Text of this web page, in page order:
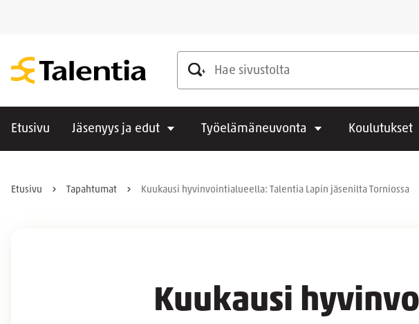
Hae sivustolta
Etusivu Jäsenyys ja edut Työelämäneuvonta Koulutukset
Etusivu Tapahtumat Kuukausi hyvinvointialueella: Talentia Lapin jäsenilta Torniossa
Kuukausi